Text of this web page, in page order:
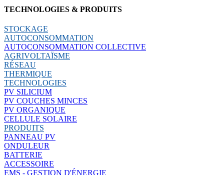
TECHNOLOGIES & PRODUITS
STOCKAGE
AUTOCONSOMMATION
AUTOCONSOMMATION COLLECTIVE
AGRIVOLTAÏSME
RÉSEAU
THERMIQUE
TECHNOLOGIES
PV SILICIUM
PV COUCHES MINCES
PV ORGANIQUE
CELLULE SOLAIRE
PRODUITS
PANNEAU PV
ONDULEUR
BATTERIE
ACCESSOIRE
EMS - GESTION D'ÉNERGIE